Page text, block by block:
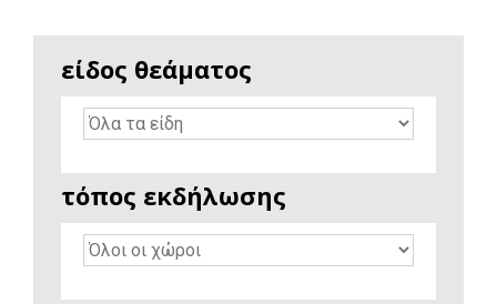
είδος θεάματος
τόπος εκδήλωσης